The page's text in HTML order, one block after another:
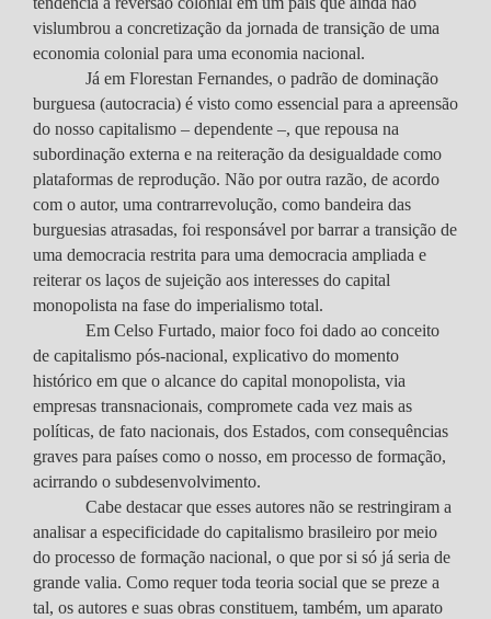
vislumbrou a concretização da jornada de transição de uma
economia colonial para uma economia nacional.
Já em Florestan Fernandes, o padrão de dominação
burguesa (autocracia) é visto como essencial para a apreensão
do nosso capitalismo – dependente –, que repousa na
subordinação externa e na reiteração da desigualdade como
plataformas de reprodução. Não por outra razão, de acordo
com o autor, uma contrarrevolução, como bandeira das
burguesias atrasadas, foi responsável por barrar a transição de
uma democracia restrita para uma democracia ampliada e
reiterar os laços de sujeição aos interesses do capital
monopolista na fase do imperialismo total.
Em Celso Furtado, maior foco foi dado ao conceito
de capitalismo pós-nacional, explicativo do momento
histórico em que o alcance do capital monopolista, via
empresas transnacionais, compromete cada vez mais as
políticas, de fato nacionais, dos Estados, com consequências
graves para países como o nosso, em processo de formação,
acirrando o subdesenvolvimento.
Cabe destacar que esses autores não se restringiram a
analisar a especificidade do capitalismo brasileiro por meio
do processo de formação nacional, o que por si só já seria de
grande valia. Como requer toda teoria social que se preze a
tal, os autores e suas obras constituem, também, um aparato